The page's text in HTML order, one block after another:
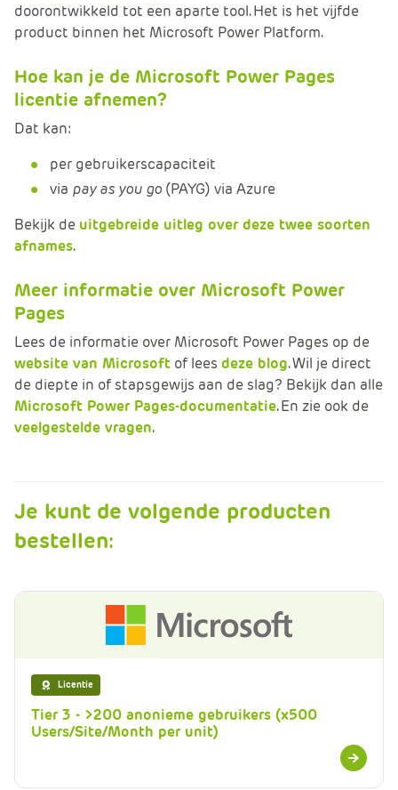
doorontwikkeld tot een aparte tool. Het is het vijfde
product binnen het Microsoft Power Platform.
Hoe kan je de Microsoft Power Pages
licentie afnemen?
Dat kan:
per gebruikerscapaciteit
via pay as you go (PAYG) via Azure
Bekijk de uitgebreide uitleg over deze twee soorten
afnames.
Meer informatie over Microsoft Power
Pages
Lees de informatie over Microsoft Power Pages op de
website van Microsoft of lees deze blog. Wil je direct
de diepte in of stapsgewijs aan de slag? Bekijk dan alle
Microsoft Power Pages-documentatie. En zie ook de
veelgestelde vragen.
Je kunt de volgende producten
bestellen:
Licentie
Tier 3 - >200 anonieme gebruikers (x500
Users/Site/Month per unit)
Meer
informatie